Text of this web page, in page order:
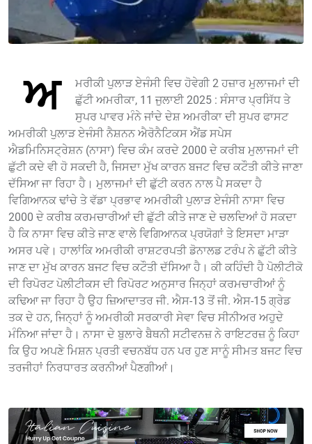
ਅ
ਮਰੀਕੀ ਪੁਲਾੜ ਏਜੰਸੀ ਵਿਚ ਹੋਵੇਗੀ 2 ਹਜ਼ਾਰ ਮੁਲਾਜਮਾਂ ਦੀ
ਛੁੱਟੀ ਅਮਰੀਕਾ, 11 ਜੁਲਾਈ 2025 : ਸੰਸਾਰ ਪ੍ਰਸਿੱਧ ਤੇ
ਸੁਪਰ ਪਾਵਰ ਮੰਨੇ ਜਾਂਦੇ ਦੇਸ਼ ਅਮਰੀਕਾ ਦੀ ਸੁਪਰ ਫਾਸਟ
ਅਮਰੀਕੀ ਪੁਲਾੜ ਏਜੰਸੀ ਨੈਸ਼ਨਨ ਐਰੋਨੈਟਿਕਸ ਐਂਡ ਸਪੇਸ
ਐਡਮਿਨਿਸਟ੍ਰੇਸ਼ਨ (ਨਾਸਾ) ਵਿਚ ਕੰਮ ਕਰਦੇ 2000 ਦੇ ਕਰੀਬ ਮੁਲਾਜਮਾਂ ਦੀ
ਛੁੱਟੀ ਕਦੇ ਵੀ ਹੋ ਸਕਦੀ ਹੈ, ਜਿਸਦਾ ਮੁੱਖ ਕਾਰਨ ਬਜਟ ਵਿਚ ਕਟੌਤੀ ਕੀਤੇ ਜਾਣਾ
ਦੱਸਿਆ ਜਾ ਰਿਹਾ ਹੈ। ਮੁਲਾਜਮਾਂ ਦੀ ਛੁੱਟੀ ਕਰਨ ਨਾਲ ਪੈ ਸਕਦਾ ਹੈ
ਵਿਗਿਆਨਕ ਢਾਂਚੇ ਤੇ ਵੱਡਾ ਪ੍ਰਭਾਵ ਅਮਰੀਕੀ ਪੁਲਾੜ ਏਜੰਸੀ ਨਾਸਾ ਵਿਚ
2000 ਦੇ ਕਰੀਬ ਕਰਮਚਾਰੀਆਂ ਦੀ ਛੁੱਟੀ ਕੀਤੇ ਜਾਣ ਦੇ ਚਲਦਿਆਂ ਹੋ ਸਕਦਾ
ਹੈ ਕਿ ਨਾਸਾ ਵਿਚ ਕੀਤੇ ਜਾਣ ਵਾਲੇ ਵਿਗਿਆਨਕ ਪ੍ਰਯੋਗਾਂ ਤੇ ਇਸਦਾ ਮਾੜਾ
ਅਸਰ ਪਵੇ। ਹਾਲਾਂਕਿ ਅਮਰੀਕੀ ਰਾਸ਼ਟਰਪਤੀ ਡੋਨਾਲਡ ਟਰੰਪ ਨੇ ਛੁੱਟੀ ਕੀਤੇ
ਜਾਣ ਦਾ ਮੁੱਖ ਕਾਰਨ ਬਜਟ ਵਿਚ ਕਟੌਤੀ ਦੱਸਿਆ ਹੈ। ਕੀ ਕਹਿੰਦੀ ਹੈ ਪੋਲੀਟੀਕੋ
ਦੀ ਰਿਪੋਰਟ ਪੋਲੀਟੀਕਸ ਦੀ ਰਿਪੋਰਟ ਅਨੁਸਾਰ ਜਿਨ੍ਹਾਂ ਕਰਮਚਾਰੀਆਂ ਨੂੰ
ਕਢਿਆ ਜਾ ਰਿਹਾ ਹੈ ਉਹ ਜ਼ਿਆਦਾਤਰ ਜੀ. ਐਸ-13 ਤੋਂ ਜੀ. ਐਸ-15 ਗ੍ਰੇਡ
ਤਕ ਦੇ ਹਨ, ਜਿਨ੍ਹਾਂ ਨੂੰ ਅਮਰੀਕੀ ਸਰਕਾਰੀ ਸੇਵਾ ਵਿਚ ਸੀਨੀਅਰ ਅਹੁਦੇ
ਮੰਨਿਆ ਜਾਂਦਾ ਹੈ। ਨਾਸਾ ਦੇ ਬੁਲਾਰੇ ਬੈਥਨੀ ਸਟੀਵਨਜ਼ ਨੇ ਰਾਇਟਰਜ਼ ਨੂੰ ਕਿਹਾ
ਕਿ ਉਹ ਅਪਣੇ ਮਿਸ਼ਨ ਪ੍ਰਤੀ ਵਚਨਬੱਧ ਹਨ ਪਰ ਹੁਣ ਸਾਨੂੰ ਸੀਮਤ ਬਜਟ ਵਿਚ
ਤਰਜੀਹਾਂ ਨਿਰਧਾਰਤ ਕਰਨੀਆਂ ਪੈਣਗੀਆਂ।